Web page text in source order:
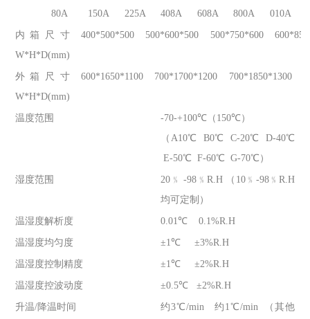
80A
150A
225A
408A
608A
800A
010A
内箱尺寸
W*H*D(mm)
400*500*500 500*600*500 500*750*600
外箱尺寸
W*H*D(mm)
600*1650*1100 700*1700*1200 700*1850*1300
温度范围
-70-+100℃（150℃）
（A10℃ B0℃ C-20℃ D-40℃
E-50℃ F-60℃ G-70℃）
湿度范围
20﹪ -98﹪R.H （10﹪-98﹪R.H
均可定制）
温湿度解析度 0.01℃ 0.1%R.H
温湿度均匀度 ±1℃ ±3%R.H
温湿度控制精度 ±1℃ ±2%R.H
温湿度控波动度 ±0.5℃ ±2%R.H
升温/降温时间
约3℃/min 约1℃/min （其他